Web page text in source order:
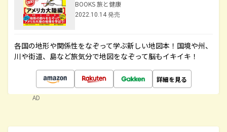
BOOKS 旅と健康
2022.10.14 発売
各国の地形や関係性をなぞって学ぶ新しい地図本！国境や州、
川や街道、島など旅気分で地図をなぞって脳もイキイキ！
詳細を見る
AD